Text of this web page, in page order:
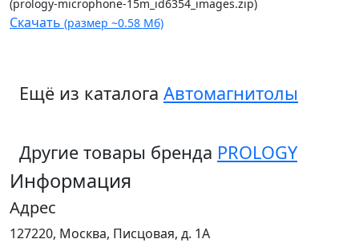
(prology-microphone-15m_id6354_images.zip)
Скачать (размер ~0.58 Мб)
Ещё из каталога Автомагнитолы
Другие товары бренда PROLOGY
Информация
Адрес
127220, Москва, Писцовая, д. 1А